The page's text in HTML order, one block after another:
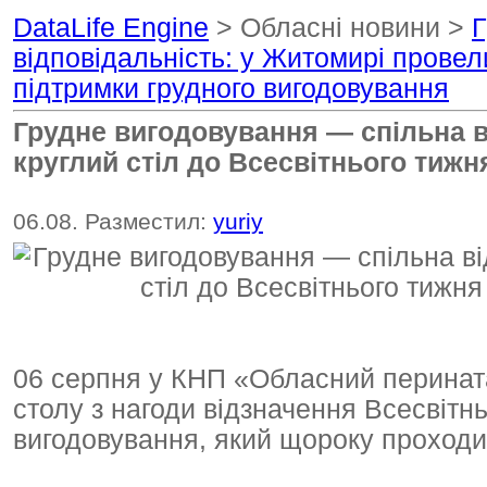
DataLife Engine > Обласні новини >
відповідальність: у Житомирі
підтримки грудного вигодовування
Грудне вигодовування — спільна
круглий стіл до Всесвітнього
06.08. Разместил: yuriy
06 серпня у КНП «Обласний
столу з нагоди відзначення
вигодовування, який щороку